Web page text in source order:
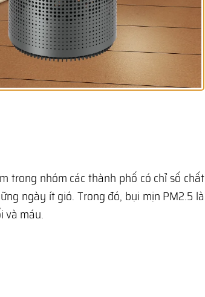
trong nhóm các thành phố có chỉ số chất
ngày ít gió. Trong đó, bụi mịn PM2.5 là
và máu.